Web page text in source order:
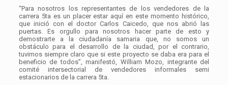
“Para nosotros los representantes de los vendedores de la
carrera 5ta es un placer estar aquí en este momento histórico,
que inició con el doctor Carlos Caicedo, que nos abrió las
puertas. Es orgullo para nosotros hacer parte de esto y
demostrarte a la ciudadanía samaria que, no somos un
obstáculo para el desarrollo de la ciudad, por el contrario,
tuvimos siempre claro que si este proyecto se daba era para el
beneficio de todos”, manifestó, William Mozo, integrante del
comité intersectorial de vendedores informales semi
estacionarios de la carrera 5ta.